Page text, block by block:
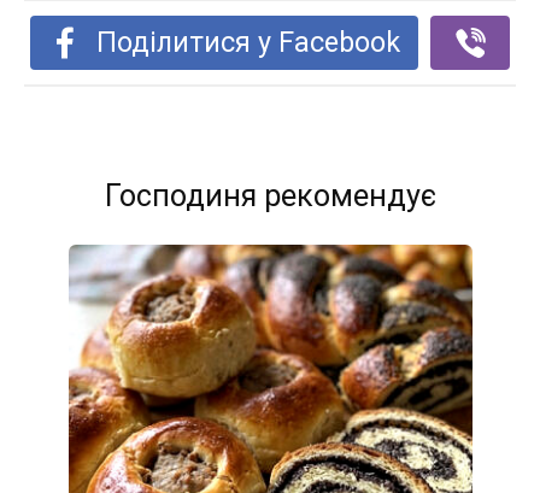
Поділитися у Facebook
Господиня рекомендує